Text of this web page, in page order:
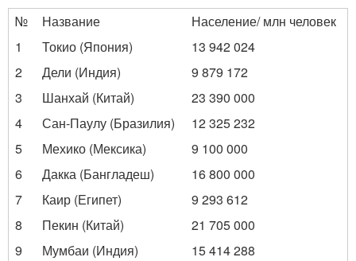
№
Название
Население/ млн человек
1
Токио (Япония)
13 942 024
2
Дели (Индия)
9 879 172
3
Шанхай (Китай)
23 390 000
4
Сан-Паулу (Бразилия)
12 325 232
5
Мехико (Мексика)
9 100 000
6
Дакка (Бангладеш)
16 800 000
7
Каир (Египет)
9 293 612
8
Пекин (Китай)
21 705 000
9
Мумбаи (Индия)
15 414 288